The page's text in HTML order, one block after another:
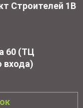
Строителей 1В
60 (ТЦ
входа)